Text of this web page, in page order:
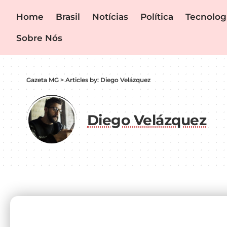
Home Brasil Notícias Política
Sobre Nós
Gazeta MG >Articles by: Diego Velázquez
Diego Velázquez